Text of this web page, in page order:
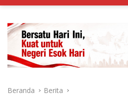
Beranda Berita